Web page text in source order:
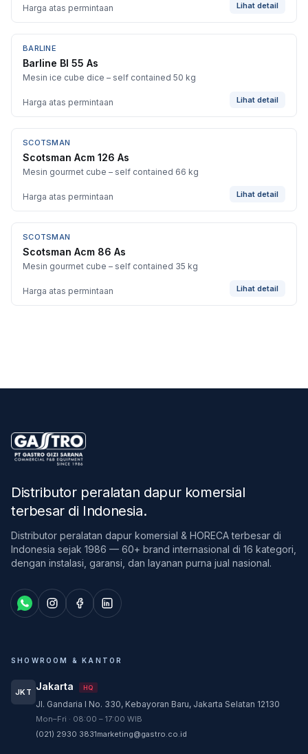
Harga atas permintaan Lihat detail
BARLINE
Barline Bl 55 As
Mesin ice cube dice – self contained 50 kg
Harga atas permintaan Lihat detail
SCOTSMAN
Scotsman Acm 126 As
Mesin gourmet cube – self contained 66 kg
Harga atas permintaan Lihat detail
SCOTSMAN
Scotsman Acm 86 As
Mesin gourmet cube – self contained 35 kg
Harga atas permintaan Lihat detail
Distributor peralatan dapur komersial
terbesar di Indonesia.
Distributor peralatan dapur komersial & HORECA terbesar di
Indonesia sejak 1986 — 60+ brand internasional di 16 kategori,
dengan instalasi, garansi, dan layanan purna jual nasional.
SHOWROOM & KANTOR
JKT Jakarta HQ
Jl. Gandaria I No. 330, Kebayoran Baru, Jakarta Selatan 12130
Mon–Fri · 08:00 – 17:00 WIB
(021) 2930 3831marketing@gastro.co.id
Customer Service
sesuai kebutuhan Anda.